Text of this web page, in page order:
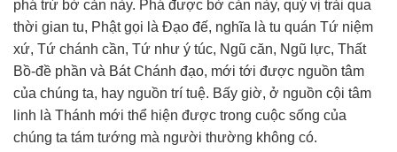
phá trừ bờ cản này. Phá được bờ cản này, quý vị trải qua
thời gian tu, Phật gọi là Đạo đế, nghĩa là tu quán Tứ niệm
xứ, Tứ chánh cần, Tứ như ý túc, Ngũ căn, Ngũ lực, Thất
Bồ-đề phần và Bát Chánh đạo, mới tới được nguồn tâm
của chúng ta, hay nguồn trí tuệ. Bấy giờ, ở nguồn cội tâm
linh là Thánh mới thể hiện được trong cuộc sống của
chúng ta tám tướng mà người thường không có.